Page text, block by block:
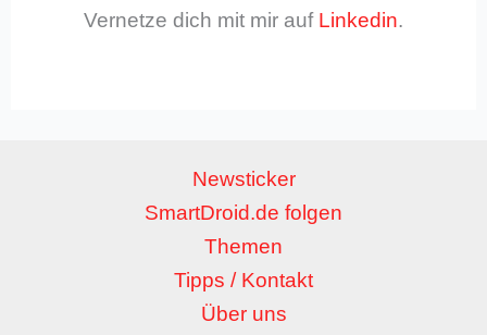
Vernetze dich mit mir auf Linkedin.
Newsticker
SmartDroid.de folgen
Themen
Tipps / Kontakt
Über uns